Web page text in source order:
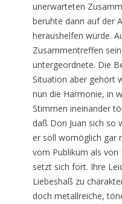
unerwarteten
beruhte dann auf der
heraushelfen würde.
Zusammentreffen
untergeordnete. Die
Situation aber gehört
nun die Harmonie, in
Stimmen ineinander
daß Don Juan sich so
er soll womöglich gar
vom Publikum als von
setzt sich fort. Ihre
Liebeshaß zu
doch metallreiche,